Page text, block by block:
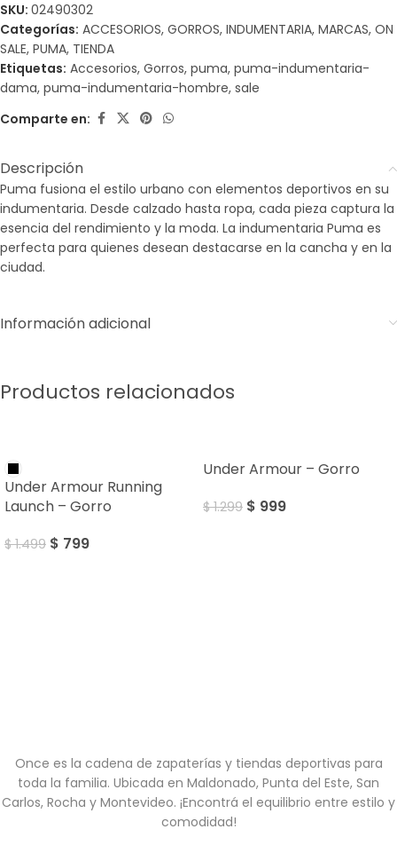
SKU: 02490302
Categorías: ACCESORIOS, GORROS, INDUMENTARIA, MARCAS, ON
SALE, PUMA, TIENDA
Etiquetas: Accesorios, Gorros, puma, puma-indumentaria-
dama, puma-indumentaria-hombre, sale
Comparte en:
Descripción
Puma fusiona el estilo urbano con elementos deportivos en su
indumentaria. Desde calzado hasta ropa, cada pieza captura la
esencia del rendimiento y la moda. La indumentaria Puma es
perfecta para quienes desean destacarse en la cancha y en la
ciudad.
Información adicional
Productos relacionados
Under Armour Running
Launch – Gorro
$1.499 $ 799
Under Armour – Gorro
$1.299 $ 999
Once es la cadena de zapaterías y tiendas deportivas para
toda la familia. Ubicada en Maldonado, Punta del Este, San
Carlos, Rocha y Montevideo. ¡Encontrá el equilibrio entre estilo y
comodidad!